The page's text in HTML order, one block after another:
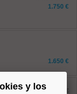
1.750 €
1.650 €
antes 2.950 €
y los